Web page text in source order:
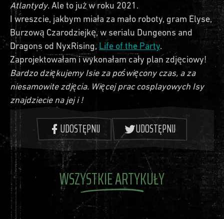
Atlantydy. Ale to już w roku 2021.
I wreszcie, jakbym miała za mało roboty, gram Elyse,
Burzową Czarodziejkę, w serialu Dungeons and
Dragons od NyxRising,Life of the Party.
Zaprojektowałam i wykonałam cały plan zdjęciowy!
Bardzo dziękujemy Isie za poświęcony czas, a za
niesamowite zdjęcia. Więcej prac cosplayowych Isy
znajdziecie na jej i !
UDOSTĘPNIJ UDOSTĘPNIJ
WSZYSTKIE ARTYKUŁY